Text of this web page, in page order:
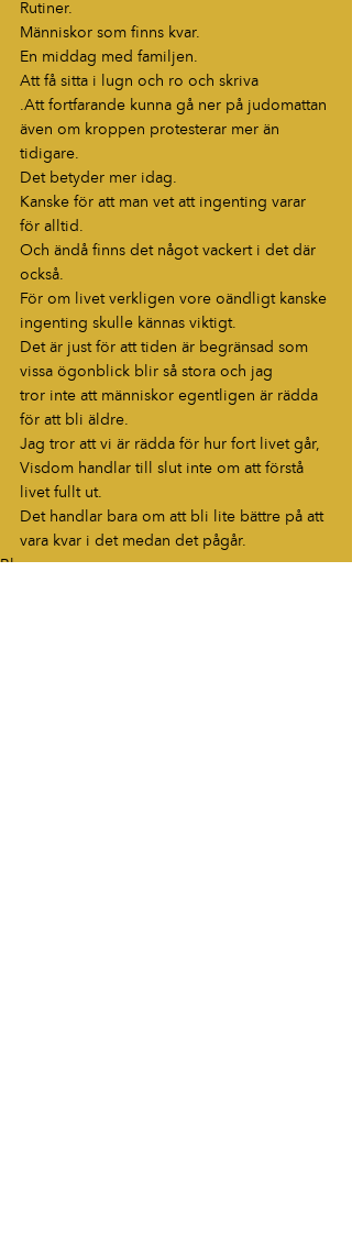
Rutiner.
Människor som finns kvar.
En middag med familjen.
Att få sitta i lugn och ro och skriva
.Att fortfarande kunna gå ner på judomattan
även om kroppen protesterar mer än
tidigare.
Det betyder mer idag.
Kanske för att man vet att ingenting varar
för alltid.
Och ändå finns det något vackert i det där
också.
För om livet verkligen vore oändligt kanske
ingenting skulle kännas viktigt.
Det är just för att tiden är begränsad som
vissa ögonblick blir så stora och jag
tror inte att människor egentligen är rädda
för att bli äldre.
Jag tror att vi är rädda för hur fort livet går,
Visdom handlar till slut inte om att förstå
livet fullt ut.
Det handlar bara om att bli lite bättre på att
vara kvar i det medan det pågår.
Blogg